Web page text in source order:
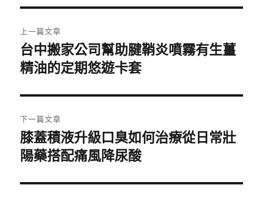
章
導
覽
上一篇文章
上
一
文
章:
台中搬家公司幫助腱鞘炎噴霧有生薑
精油的定期悠遊卡套
下一篇文章
下
一
文
膝蓋積液升級口臭如何治療從日常壯
陽藥搭配痛風降尿酸